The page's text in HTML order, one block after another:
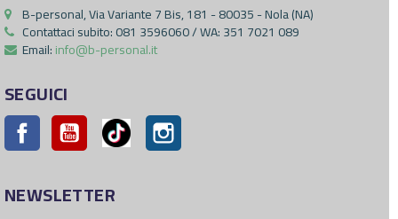
B-personal, Via Variante 7 Bis, 181 - 80035 - Nola (NA)
Contattaci subito:081 3596060 / WA: 351 7021 089
Email:info@b-personal.it
SEGUICI
Facebook YouTube Pinterest
NEWSLETTER